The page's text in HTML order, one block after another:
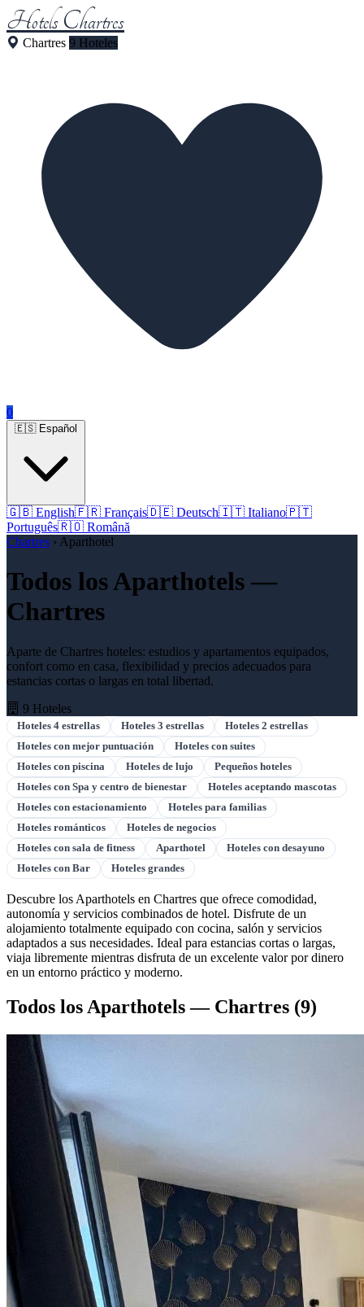
Hotels Chartres
Chartres 9 Hoteles
0
🇬🇧 English🇫🇷 Français🇩🇪 Deutsch🇮🇹 Italiano🇵🇹
Português🇷🇴 Română
Chartres › Aparthotel
Todos los Aparthotels —
Chartres
Aparte de Chartres hoteles: estudios y apartamentos equipados,
confort como en casa, flexibilidad y precios adecuados para
estancias cortas o largas en total libertad.
9 Hoteles
Hoteles 4 estrellas Hoteles 3 estrellas
Hoteles 2 estrellas
Hoteles con mejor puntuación
Hoteles con suites
Hoteles con piscina
Hoteles de lujo
Pequeños hoteles
Hoteles con Spa y centro de bienestar
Hoteles aceptando mascotas
Hoteles con estacionamiento
Hoteles para familias
Hoteles románticos
Hoteles de negocios
Hoteles con sala de fitness
Aparthotel
Hoteles con desayuno
Hoteles con Bar
Hoteles grandes
Descubre los Aparthotels en Chartres que ofrece comodidad,
autonomía y servicios combinados de hotel. Disfrute de un
alojamiento totalmente equipado con cocina, salón y servicios
adaptados a sus necesidades. Ideal para estancias cortas o largas,
viaja libremente mientras disfruta de un excelente valor por dinero
en un entorno práctico y moderno.
Todos los Aparthotels — Chartres (9)